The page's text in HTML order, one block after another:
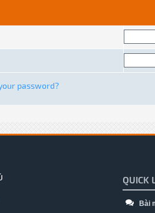
password?
QUICK
Bài